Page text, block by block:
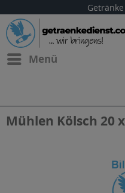
Menü
Mühlen Kölsch 20